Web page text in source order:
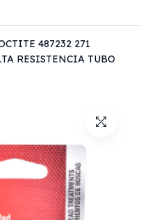
487232 271
RESISTENCIA TUBO